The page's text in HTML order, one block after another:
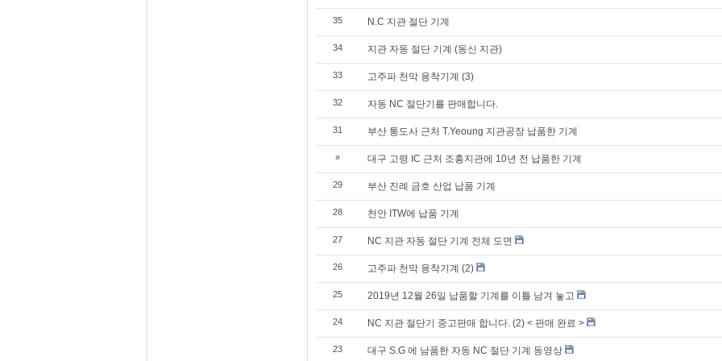
35 N.C 지관 절단 기계
34 지관 자동 절단 기계 (동신 지관)
33 고주파 천막 융착기계 (3)
32 자동 NC 절단기를 판매합니다.
31 부산 통도사 근처 T.Yeoung 지관공장 납품한 기계
» 대구 고령 IC 근처 조흥지관에 10년 전 납품한 기계
29 부산 진례 금호 산업 납품 기계
28 천안 ITW에 납품 기계
27 NC 지관 자동 절단 기계 전체 도면
26 고주파 천막 융착기계 (2)
25 2019년 12월 26일 납품할 기계를 이틀 남겨 놓고
24 NC 지관 절단기 중고판매 합니다. (2) < 판매 완료 >
23 대구 S.G 에 남품한 자동 NC 절단 기계 동영상